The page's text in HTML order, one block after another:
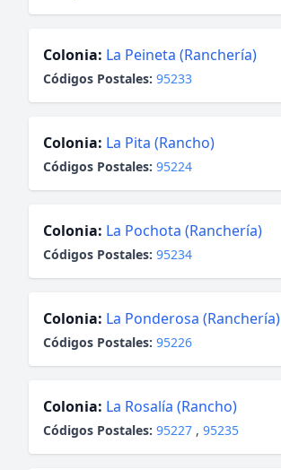
Colonia: La Peineta (Ranchería)
Códigos Postales: 95233
Colonia: La Pita (Rancho)
Códigos Postales: 95224
Colonia: La Pochota (Ranchería)
Códigos Postales: 95234
Colonia: La Ponderosa (Ranchería)
Códigos Postales: 95226
Colonia: La Rosalía (Rancho)
Códigos Postales: 95227 , 95235